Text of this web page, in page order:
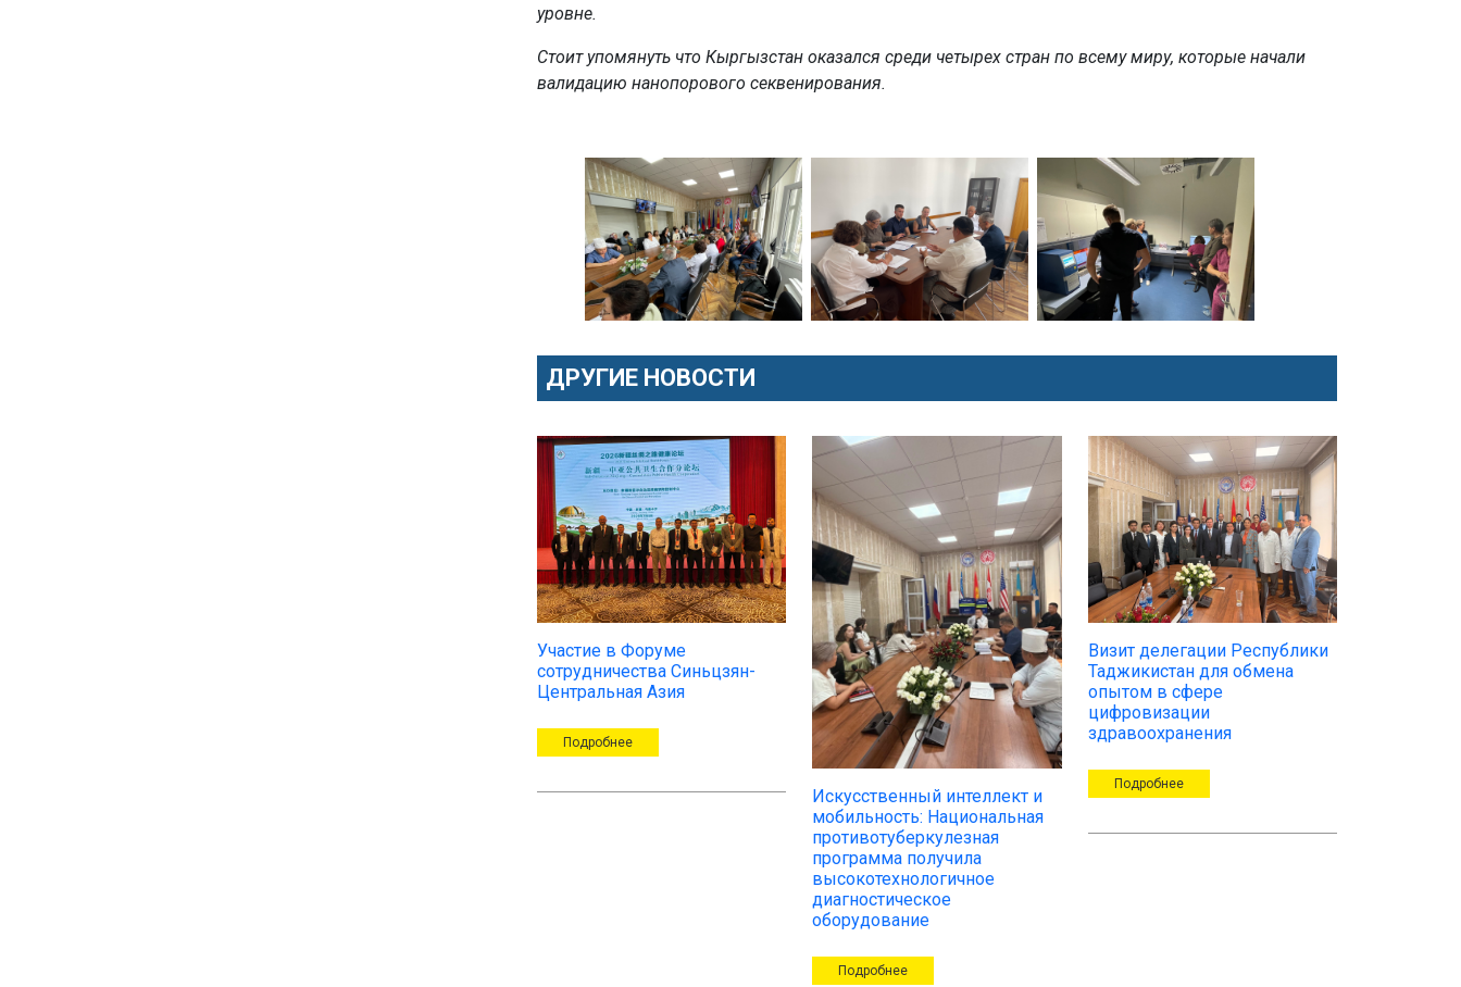
уровне.
Стоит упомянуть что Кыргызстан оказался среди четырех стран по всему миру, которые начали
валидацию нанопорового секвенирования.
ДРУГИЕ НОВОСТИ
Участие в Форуме
сотрудничества Синьцзян-
Центральная Азия
Подробнее
Искусственный интеллект и
мобильность: Национальная
противотуберкулезная
программа получила
высокотехнологичное
диагностическое
оборудование
Подробнее
Визит делегации Республики
Таджикистан для обмена
опытом в сфере
цифровизации
здравоохранения
Подробнее